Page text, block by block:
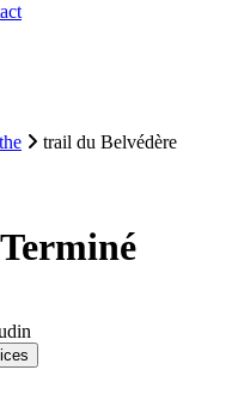
trail du Belvédère
Terminé